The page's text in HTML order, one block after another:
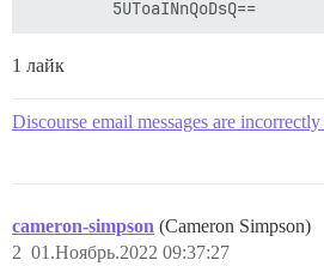
1 лайк
Discourse email messages are incorrectly
cameron-simpson (Cameron Simpson)
01.Ноябрь.2022 09:37:27
2